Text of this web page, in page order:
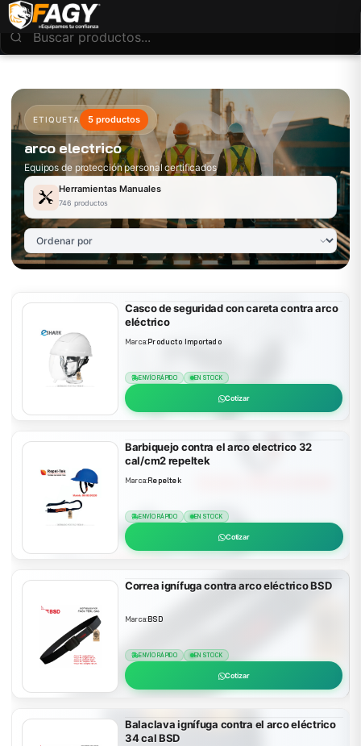
ETIQUETA 5 productos
arco electrico
Equipos de protección personal certificados
Herramientas Manuales
746 productos
Casco de seguridad con careta contra arco
eléctrico
Marca:Producto Importado
ENVÍO RÁPIDO EN STOCK
Cotizar
Barbiquejo contra el arco electrico 32
cal/cm2 repeltek
Marca:Repeltek
ENVÍO RÁPIDO EN STOCK
Cotizar
Correa ignífuga contra arco eléctrico BSD
Marca:BSD
ENVÍO RÁPIDO EN STOCK
Cotizar
Balaclava ignífuga contra el arco eléctrico
34 cal BSD